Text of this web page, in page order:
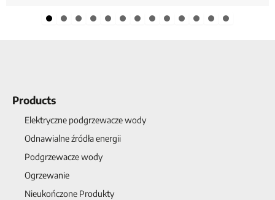
Products
Elektryczne podgrzewacze wody
Odnawialne źródła energii
Podgrzewacze wody
Ogrzewanie
Nieukończone Produkty